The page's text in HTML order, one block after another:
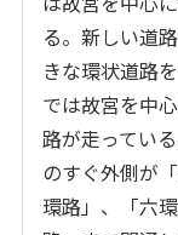
る。新しい道
きな環状道路
では故宮を中
路が走ってい
のすぐ外側が
環路」、「六